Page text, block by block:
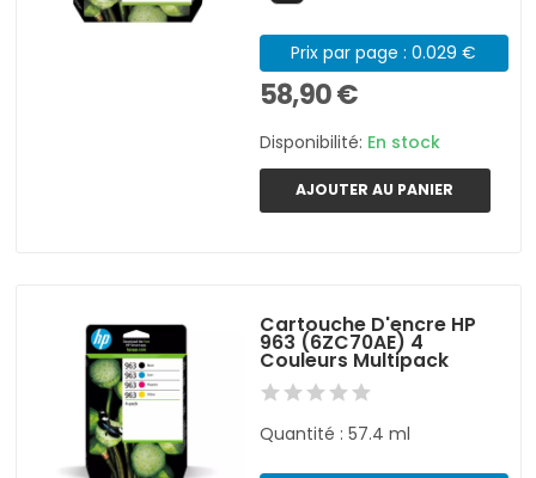
Prix par page : 0.029 €
58,90 €
Disponibilité: En stock
AJOUTER AU PANIER
Cartouche D'encre HP
963 (6ZC70AE) 4
Couleurs Multipack
Quantité : 57.4 ml